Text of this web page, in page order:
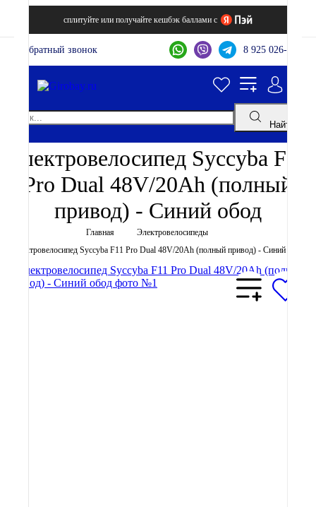
сплитуйте или получайте кешбэк баллами с
Обратный звонок 8 925 026-44-22
Найти
Электровелосипед Syccyba F11
Pro Dual 48V/20Ah (полный
привод) - Синий обод
Главная
Электровелосипеды
Электровелосипед Syccyba F11 Pro Dual 48V/20Ah (полный привод) - Синий обод